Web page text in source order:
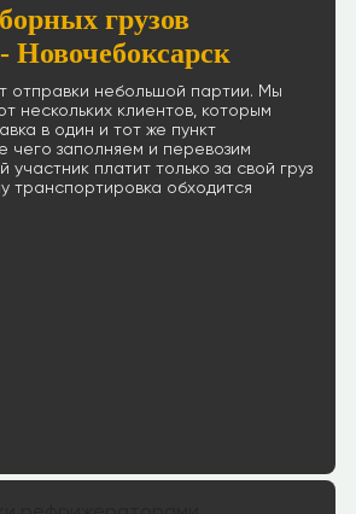
грузов
Новочебоксарск
отправки небольшой партии. Мы
нескольких клиентов, которым
в один и тот же пункт
чего заполняем и перевозим
участник платит только за свой груз
транспортировка обходится